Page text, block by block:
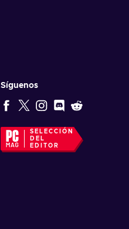
Síguenos
SELECCIÓN
DEL
EDITOR